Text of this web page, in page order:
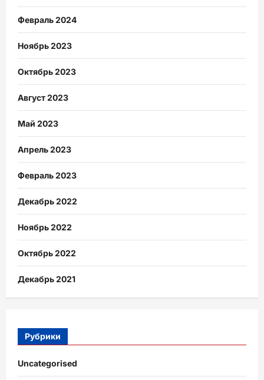
Февраль 2024
Ноябрь 2023
Октябрь 2023
Август 2023
Май 2023
Апрель 2023
Февраль 2023
Декабрь 2022
Ноябрь 2022
Октябрь 2022
Декабрь 2021
Рубрики
Uncategorised